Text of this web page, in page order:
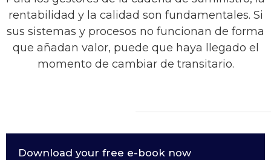
rentabilidad y la calidad son fundamentales. Si
sus sistemas y procesos no funcionan de forma
que añadan valor, puede que haya llegado el
momento de cambiar de transitario.
Download your free e-book now